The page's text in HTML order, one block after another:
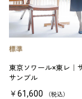
東京ソワール×東レ｜
サンブル
￥61,600 （税込）